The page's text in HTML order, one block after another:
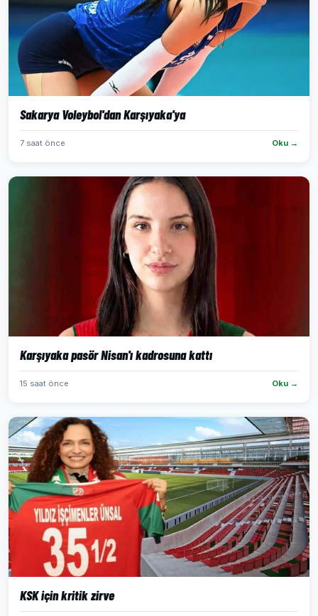
Sakarya Voleybol'dan Karşıyaka'ya
7 saat önce Oku →
Karşıyaka pasör Nisan'ı kadrosuna kattı
15 saat önce Oku →
KSK için kritik zirve